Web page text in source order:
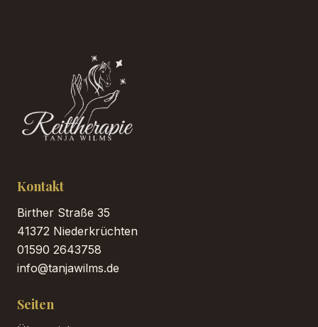
Kontakt
Birther Straße 35
41372 Niederkrüchten
01590 2643758
info@tanjawilms.de
Seiten